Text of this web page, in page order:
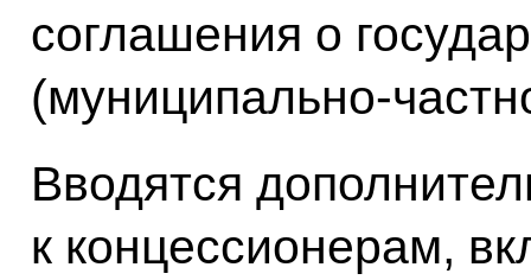
соглашения о
(муниципально-
Вводятся
к концессионерам,